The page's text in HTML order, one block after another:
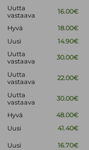
Uutta
vastaava
16.00€
Hyvä
18.00€
Uusi 14.90€
Uutta
vastaava
30.00€
Uutta
vastaava
22.00€
Uutta
vastaava
30.00€
Hyvä
48.00€
Uusi
41.40€
Uusi 16.70€